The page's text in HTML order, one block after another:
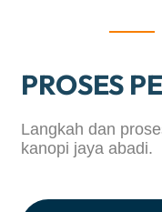
PROSES
Langkah dan
kanopi jaya abadi.